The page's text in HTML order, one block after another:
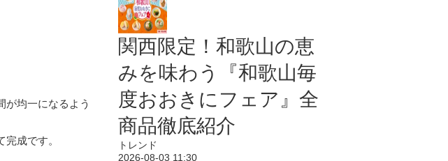
が均一になるよう
成です。
関西限定！和歌山の恵
みを味わう『和歌山毎
度おおきにフェア』全
商品徹底紹介
トレンド
2026-08-03 11:30